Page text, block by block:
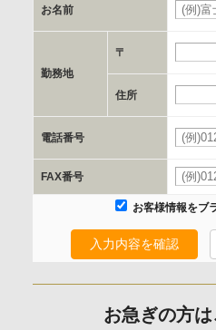
d.提供先および管理者
当社とイベント/セミナーを共同
e.個人情報取り扱いに関する契約
当社と当該企業/団体とは、個人
を行います。
委託の有無
利用目的の通知、開示、内容の
お名前
勤務地
〒
住所
電話番号
FAX番号
お客様情報をブ
入力内容を確認
お急ぎの方